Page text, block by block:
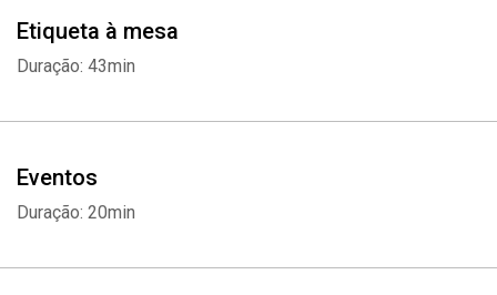
Etiqueta à mesa
Duração: 43min
Eventos
Duração: 20min